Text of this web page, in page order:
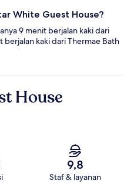
White Guest House?
9 menit berjalan kaki dari
berjalan kaki dari Thermae Bath
House
9,8
Staf & layanan